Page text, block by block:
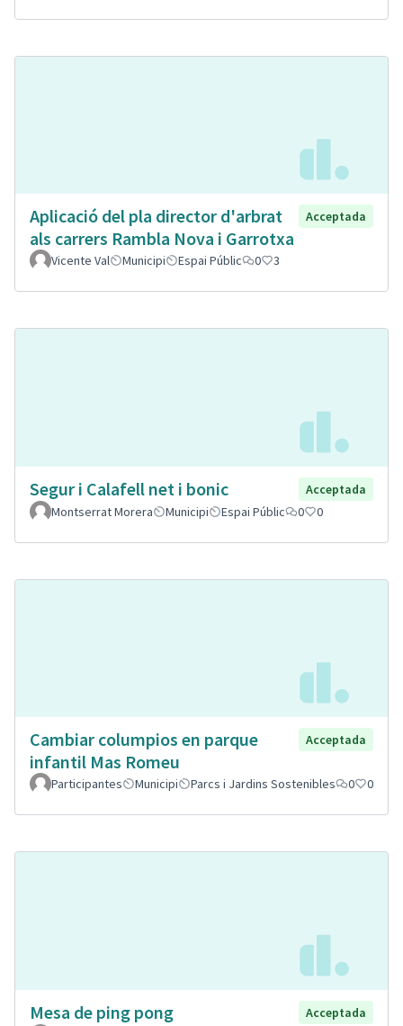
Aplicació del pla director d'arbrat
als carrers Rambla Nova i Garrotxa
Acceptada
Vicente Val Municipi Espai Públic 0 3
Segur i Calafell net i bonic
Acceptada
Montserrat Morera
Municipi Espai Públic 0 0
Cambiar columpios en parque
infantil Mas Romeu
Acceptada
Participantes Municipi Parcs i Jardins Sostenibles 0 0
Mesa de ping pong
Acceptada